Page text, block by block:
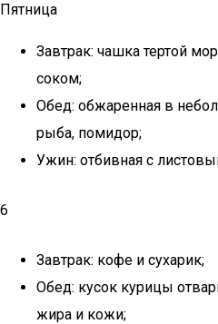
Пятница
Завтрак: чашка тертой
соком;
Обед: обжаренная в
рыба, помидор;
Ужин: отбивная с
6
Завтрак: кофе и сухарик;
Обед: кусок курицы
жира и кожи;